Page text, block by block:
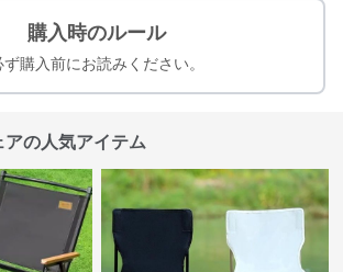
購入時のルール
ず購入前にお読みください。
の人気アイテム